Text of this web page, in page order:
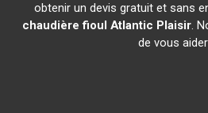
obtenir un devis gratuit et sans
chaudière fioul Atlantic Plaisir.
de vous